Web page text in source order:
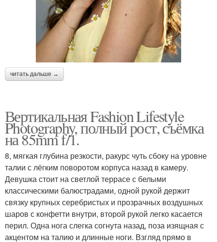
читать дальше →
Вертикальная Fashion Lifestyle
Photography, полный рост, съёмка
на 85mm f/1.
8, мягкая глубина резкости, ракурс чуть сбоку на уровне
талии с лёгким поворотом корпуса назад в камеру.
Девушка стоит на светлой террасе с белыми
классическими балюстрадами, одной рукой держит
связку крупных серебристых и прозрачных воздушных
шаров с конфетти внутри, второй рукой легко касается
перил. Одна нога слегка согнута назад, поза изящная с
акцентом на талию и длинные ноги. Взгляд прямо в